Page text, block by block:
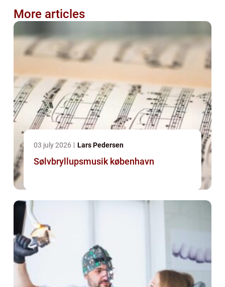
More articles
03 july 2026 Lars Pedersen
Sølvbryllupsmusik københavn